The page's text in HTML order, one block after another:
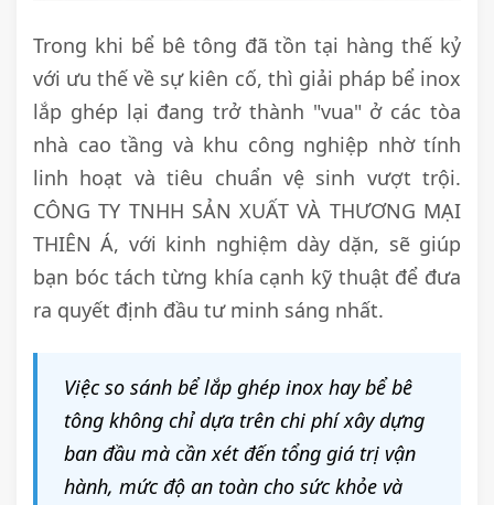
Trong khi bể bê tông đã tồn tại hàng thế kỷ
với ưu thế về sự kiên cố, thì giải pháp bể inox
lắp ghép lại đang trở thành "vua" ở các tòa
nhà cao tầng và khu công nghiệp nhờ tính
linh hoạt và tiêu chuẩn vệ sinh vượt trội.
CÔNG TY TNHH SẢN XUẤT VÀ THƯƠNG MẠI
THIÊN Á, với kinh nghiệm dày dặn, sẽ giúp
bạn bóc tách từng khía cạnh kỹ thuật để đưa
ra quyết định đầu tư minh sáng nhất.
Việc so sánh bể lắp ghép inox hay bể bê
tông không chỉ dựa trên chi phí xây dựng
ban đầu mà cần xét đến tổng giá trị vận
hành, mức độ an toàn cho sức khỏe và